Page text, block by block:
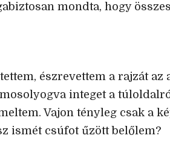
mondta, hogy
észrevettem a rajzát az
integet a
Vajon tényleg csak a
ismét csúfot űzött belőlem?